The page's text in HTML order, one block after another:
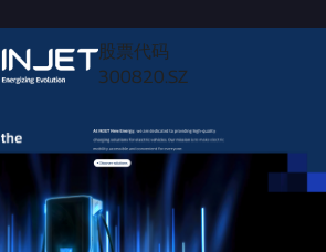
股票代码
300820.SZ